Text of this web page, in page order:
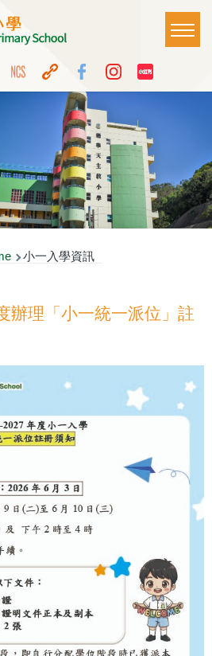
Top
Media
Button
Language
switcher
Main
小一入學資訊
辦理「小一統一派位」註